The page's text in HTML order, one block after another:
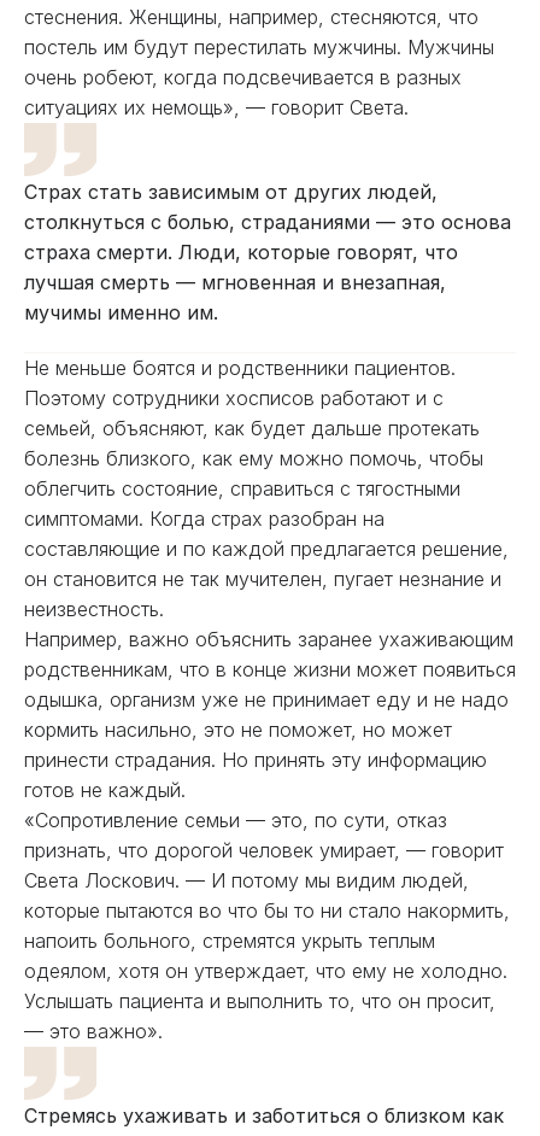
стеснения. Женщины, например, стесняются, что
постель им будут перестилать мужчины. Мужчины
очень робеют, когда подсвечивается в разных
ситуациях их немощь», — говорит Света.
Страх стать зависимым от других людей,
столкнуться с болью, страданиями — это основа
страха смерти. Люди, которые говорят, что
лучшая смерть — мгновенная и внезапная,
мучимы именно им.
Не меньше боятся и родственники пациентов.
Поэтому сотрудники хосписов работают и с
семьей, объясняют, как будет дальше протекать
болезнь близкого, как ему можно помочь, чтобы
облегчить состояние, справиться с тягостными
симптомами. Когда страх разобран на
составляющие и по каждой предлагается решение,
он становится не так мучителен, пугает незнание и
неизвестность.
Например, важно объяснить заранее ухаживающим
родственникам, что в конце жизни может появиться
одышка, организм уже не принимает еду и не надо
кормить насильно, это не поможет, но может
принести страдания. Но принять эту информацию
готов не каждый.
«Сопротивление семьи — это, по сути, отказ
признать, что дорогой человек умирает, — говорит
Света Лоскович. — И потому мы видим людей,
которые пытаются во что бы то ни стало накормить,
напоить больного, стремятся укрыть теплым
одеялом, хотя он утверждает, что ему не холодно.
Услышать пациента и выполнить то, что он просит,
— это важно».
Стремясь ухаживать и заботиться о близком как